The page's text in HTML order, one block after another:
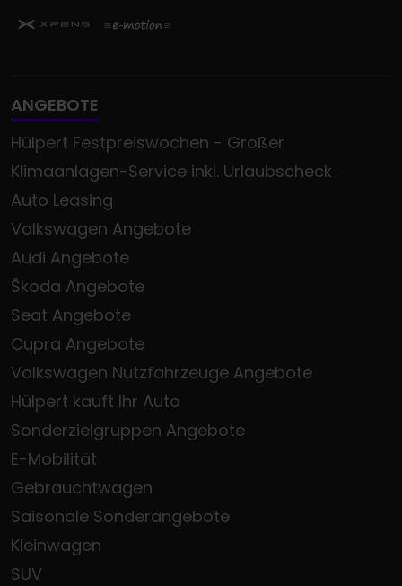
ANGEBOTE
Hülpert Festpreiswochen - Großer
Klimaanlagen-Service inkl. Urlaubscheck
Auto Leasing
Volkswagen Angebote
Audi Angebote
Škoda Angebote
Seat Angebote
Cupra Angebote
Volkswagen Nutzfahrzeuge Angebote
Hülpert kauft Ihr Auto
Sonderzielgruppen Angebote
E-Mobilität
Gebrauchtwagen
Saisonale Sonderangebote
Kleinwagen
SUV